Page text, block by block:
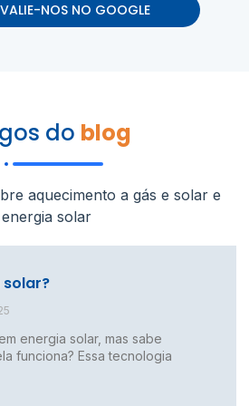
NOS NO GOOGLE
do blog
aquecimento a gás e solar e
energia solar
solar?
energia solar, mas sabe
funciona? Essa tecnologia